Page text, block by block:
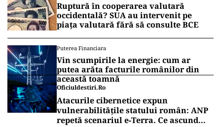
Ruptură în cooperarea valutară
occidentală? SUA au intervenit pe
piața valutară fără să consulte BCE
Puterea Financiara
Vin scumpirile la energie: cum ar
putea arăta facturile românilor din
această toamnă
Oficiuldestiri.ro
Atacurile cibernetice expun
vulnerabilitățile statului român: ANP
repetă scenariul e‑Terra. Ce ascund